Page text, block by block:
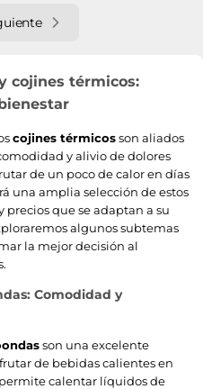
cojines térmicos:
cojines térmicosson aliados
y alivio de dolores
de un poco de calor en días
una amplia selección de estos
precios que se adaptan a su
algunos subtemas
la mejor decisión al
Comodidad y
son una excelente
de bebidas calientes en
calentar líquidos de